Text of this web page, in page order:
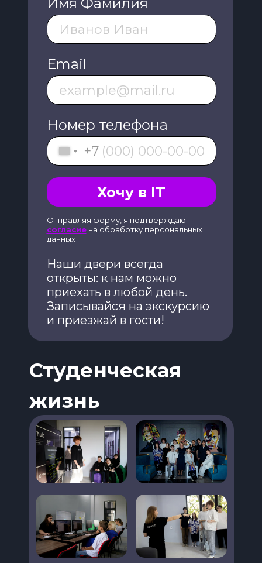
Email
Номер телефона
+7
Хочу в IT
Отправляя форму, я подтверждаю
согласие на обработку персональных
данных
Наши двери всегда
открыты: к нам можно
приехать в любой день.
Записывайся на экскурсию
и приезжай в гости!
Студенческая
жизнь